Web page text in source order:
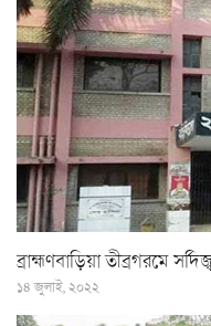
ব্রাহ্মণবাড়িয়া তীব্রগরমে
১৪ জুলাই, ২০২২